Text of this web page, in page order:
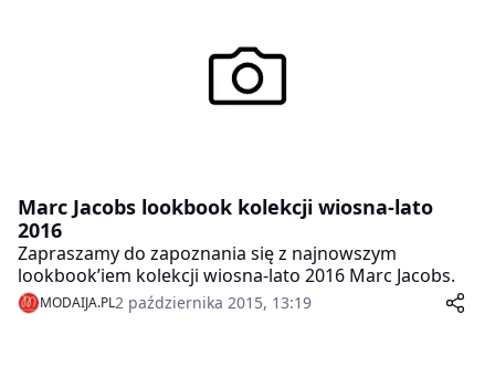
Marc Jacobs lookbook kolekcji wiosna-lato
2016
Zapraszamy do zapoznania się z najnowszym
lookbook’iem kolekcji wiosna-lato 2016 Marc Jacobs.
MODAIJA.PL2 października 2015, 13:19